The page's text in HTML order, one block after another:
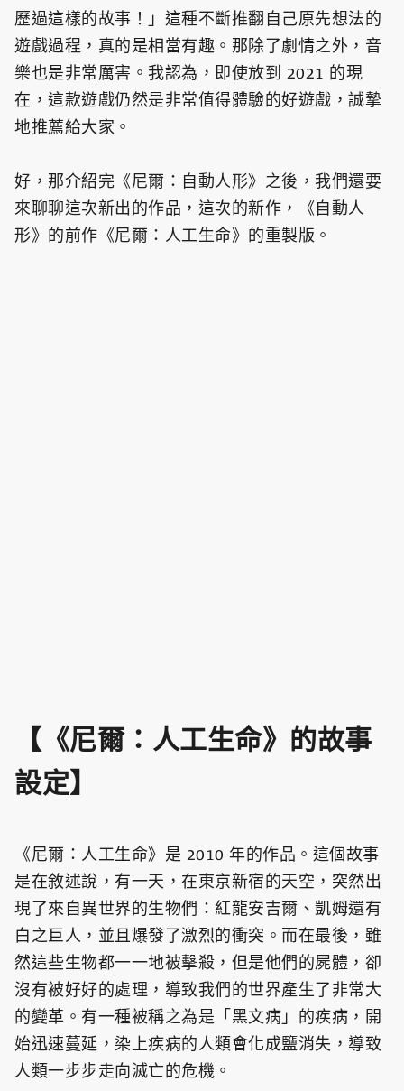
歷過這樣的故事！」這種不斷推翻自己原先想法的
遊戲過程，真的是相當有趣。那除了劇情之外，音
樂也是非常厲害。我認為，即使放到 2021 的現
在，這款遊戲仍然是非常值得體驗的好遊戲，誠摯
地推薦給大家。
好，那介紹完《尼爾：自動人形》之後，我們還要
來聊聊這次新出的作品，這次的新作，《自動人
形》的前作《尼爾：人工生命》的重製版。
【《尼爾：人工生命》的故事
設定】
《尼爾：人工生命》是 2010 年的作品。這個故事
是在敘述說，有一天，在東京新宿的天空，突然出
現了來自異世界的生物們：紅龍安吉爾、凱姆還有
白之巨人，並且爆發了激烈的衝突。而在最後，雖
然這些生物都一一地被擊殺，但是他們的屍體，卻
沒有被好好的處理，導致我們的世界產生了非常大
的變革。有一種被稱之為是「黑文病」的疾病，開
始迅速蔓延，染上疾病的人類會化成鹽消失，導致
人類一步步走向滅亡的危機。